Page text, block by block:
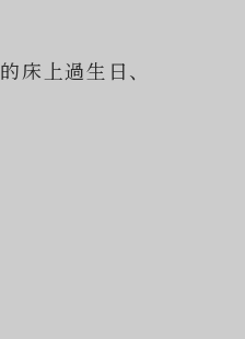
床上過生日、